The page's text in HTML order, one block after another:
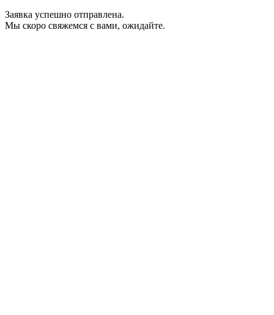
Заявка успешно отправлена.
Мы скоро свяжемся с вами, ожидайте.